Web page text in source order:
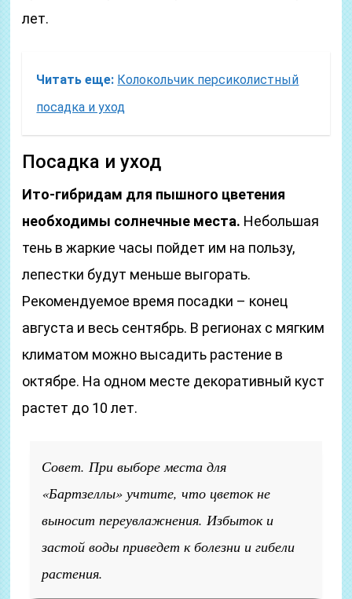
лет.
Читать еще: Колокольчик персиколистный
посадка и уход
Посадка и уход
Ито-гибридам для пышного цветения
необходимы солнечные места. Небольшая
тень в жаркие часы пойдет им на пользу,
лепестки будут меньше выгорать.
Рекомендуемое время посадки – конец
августа и весь сентябрь. В регионах с мягким
климатом можно высадить растение в
октябре. На одном месте декоративный куст
растет до 10 лет.
Совет. При выборе места для
«Бартзеллы» учтите, что цветок не
выносит переувлажнения. Избыток и
застой воды приведет к болезни и гибели
растения.